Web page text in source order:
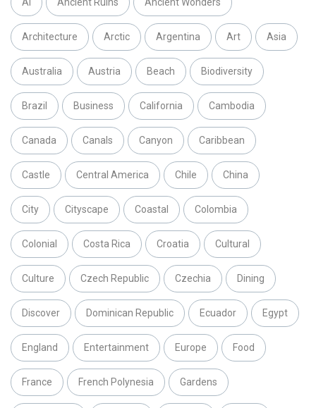
Architecture Arctic Argentina Art Asia
Australia Austria Beach Biodiversity
Brazil Business California Cambodia
Canada Canals Canyon Caribbean
Castle Central America Chile China
City Cityscape Coastal Colombia
Colonial Costa Rica Croatia Cultural
Culture Czech Republic Czechia Dining
Discover Dominican Republic Ecuador Egypt
England Entertainment Europe Food
France French Polynesia Gardens